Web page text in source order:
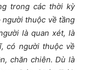
trong các thời kỳ
người thuộc về tầng
là quan xét, là
có người thuộc về
chăn chiên. Dù là